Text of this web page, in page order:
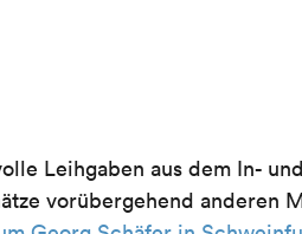
Leihgaben aus dem In-
vorübergehend anderen